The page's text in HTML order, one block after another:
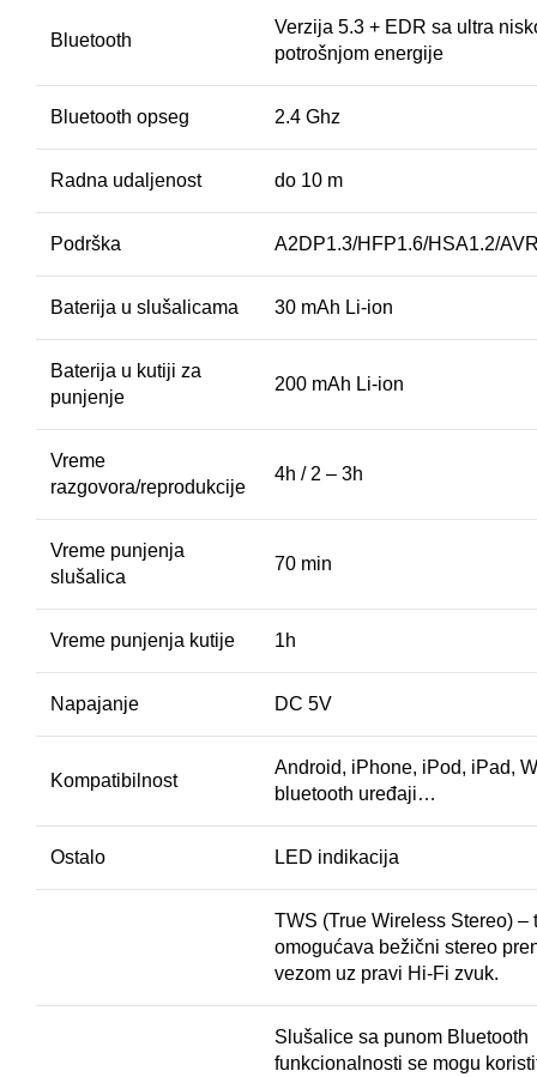
Bluetooth
Verzija 5.3 + EDR sa ultra
potrošnjom energije
Bluetooth opseg 2.4 Ghz
Radna udaljenost do 10 m
Podrška A2DP1.3/HFP1.6/HSA1.2/
Baterija u slušalicama 30 mAh Li-ion
Baterija u kutiji za
punjenje
200 mAh Li-ion
Vreme
razgovora/reprodukcije
4h / 2 – 3h
Vreme punjenja
slušalica
70 min
Vreme punjenja kutije 1h
Napajanje DC 5V
Kompatibilnost
Android, iPhone, iPod, iPad,
bluetooth uređaji…
Ostalo LED indikacija
TWS (True Wireless Stereo) –
omogućava bežični stereo
vezom uz pravi Hi-Fi zvuk.
Slušalice sa punom Bluetooth
funkcionalnosti se mogu